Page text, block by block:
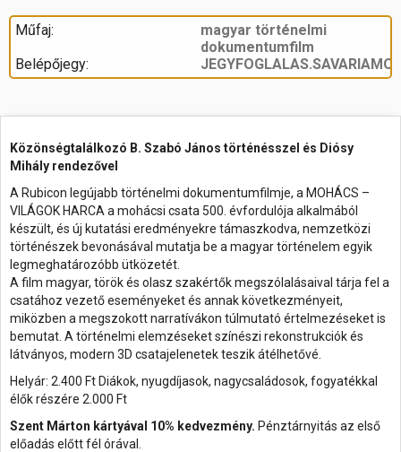
Műfaj:
magyar történelmi
dokumentumfilm
Belépőjegy:
Közönségtalálkozó B. Szabó János történésszel és Diósy
Mihály rendezővel
A Rubicon legújabb történelmi dokumentumfilmje, a MOHÁCS –
VILÁGOK HARCA a mohácsi csata 500. évfordulója alkalmából
készült, és új kutatási eredményekre támaszkodva, nemzetközi
történészek bevonásával mutatja be a magyar történelem egyik
legmeghatározóbb ütközetét.
A film magyar, török és olasz szakértők megszólalásaival tárja fel a
csatához vezető eseményeket és annak következményeit,
miközben a megszokott narratívákon túlmutató értelmezéseket is
bemutat. A történelmi elemzéseket színészi rekonstrukciók és
látványos, modern 3D csatajelenetek teszik átélhetővé.
Helyár: 2.400 Ft Diákok, nyugdíjasok, nagycsaládosok, fogyatékkal
élők részére 2.000 Ft
Szent Márton kártyával 10% kedvezmény. Pénztárnyitás az első
előadás előtt fél órával.